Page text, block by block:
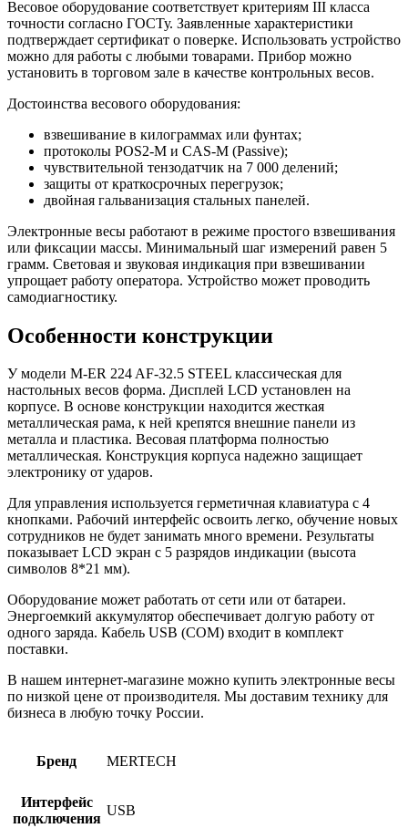
Весовое оборудование соответствует критериям III класса
точности согласно ГОСТу. Заявленные характеристики
подтверждает сертификат о поверке. Использовать устройство
можно для работы с любыми товарами. Прибор можно
установить в торговом зале в качестве контрольных весов.
Достоинства весового оборудования:
взвешивание в килограммах или фунтах;
протоколы POS2-M и CAS-M (Passive);
чувствительной тензодатчик на 7 000 делений;
защиты от краткосрочных перегрузок;
двойная гальванизация стальных панелей.
Электронные весы работают в режиме простого взвешивания
или фиксации массы. Минимальный шаг измерений равен 5
грамм. Световая и звуковая индикация при взвешивании
упрощает работу оператора. Устройство может проводить
самодиагностику.
Особенности конструкции
У модели M-ER 224 AF-32.5 STEEL классическая для
настольных весов форма. Дисплей LCD установлен на
корпусе. В основе конструкции находится жесткая
металлическая рама, к ней крепятся внешние панели из
металла и пластика. Весовая платформа полностью
металлическая. Конструкция корпуса надежно защищает
электронику от ударов.
Для управления используется герметичная клавиатура с 4
кнопками. Рабочий интерфейс освоить легко, обучение новых
сотрудников не будет занимать много времени. Результаты
показывает LCD экран с 5 разрядов индикации (высота
символов 8*21 мм).
Оборудование может работать от сети или от батареи.
Энергоемкий аккумулятор обеспечивает долгую работу от
одного заряда. Кабель USB (COM) входит в комплект
поставки.
В нашем интернет-магазине можно купить электронные весы
по низкой цене от производителя. Мы доставим технику для
бизнеса в любую точку России.
Бренд MERTECH
Интерфейс
подключения
USB